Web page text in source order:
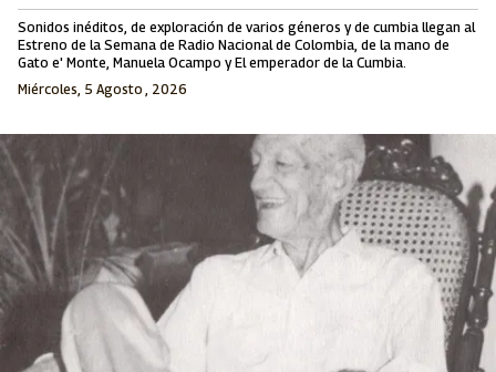
Sonidos inéditos, de exploración de varios géneros y de cumbia llegan al
Estreno de la Semana de Radio Nacional de Colombia, de la mano de
Gato e' Monte, Manuela Ocampo y El emperador de la Cumbia.
Miércoles, 5 Agosto , 2026